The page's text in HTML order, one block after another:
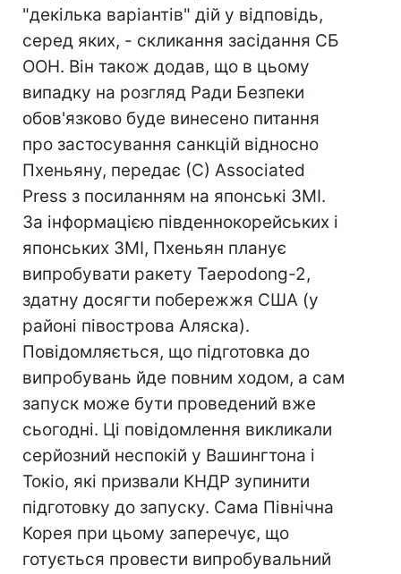
"декілька варіантів" дій у відповідь,
серед яких, - скликання засідання СБ
ООН. Він також додав, що в цьому
випадку на розгляд Ради Безпеки
обов'язково буде винесено питання
про застосування санкцій відносно
Пхеньяну, передає (С) Associated
Press з посиланням на японські ЗМІ.
За інформацією південнокорейських і
японських ЗМІ, Пхеньян планує
випробувати ракету Taepodong-2,
здатну досягти побережжя США (у
районі півострова Аляска).
Повідомляється, що підготовка до
випробувань йде повним ходом, а сам
запуск може бути проведений вже
сьогодні. Ці повідомлення викликали
серйозний неспокій у Вашингтона і
Токіо, які призвали КНДР зупинити
підготовку до запуску. Сама Північна
Корея при цьому заперечує, що
готується провести випробувальний